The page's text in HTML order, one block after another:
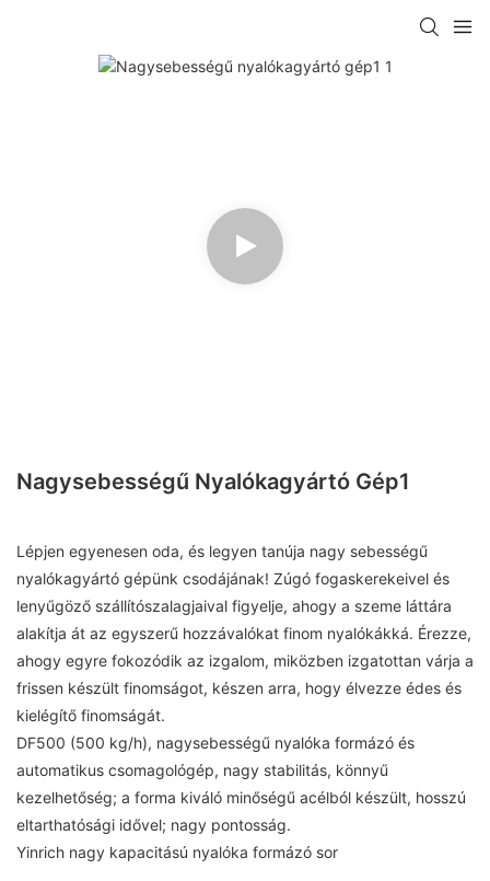
Nagysebességű Nyalókagyártó Gép1
Lépjen egyenesen oda, és legyen tanúja nagy sebességű
nyalókagyártó gépünk csodájának! Zúgó fogaskerekeivel és
lenyűgöző szállítószalagjaival figyelje, ahogy a szeme láttára
alakítja át az egyszerű hozzávalókat finom nyalókákká. Érezze,
ahogy egyre fokozódik az izgalom, miközben izgatottan várja a
frissen készült finomságot, készen arra, hogy élvezze édes és
kielégítő finomságát.
DF500 (500 kg/h), nagysebességű nyalóka formázó és
automatikus csomagológép, nagy stabilitás, könnyű
kezelhetőség; a forma kiváló minőségű acélból készült, hosszú
eltarthatósági idővel; nagy pontosság.
Yinrich nagy kapacitású nyalóka formázó sor